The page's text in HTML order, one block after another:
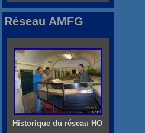
Réseau AMFG
Historique du réseau HO